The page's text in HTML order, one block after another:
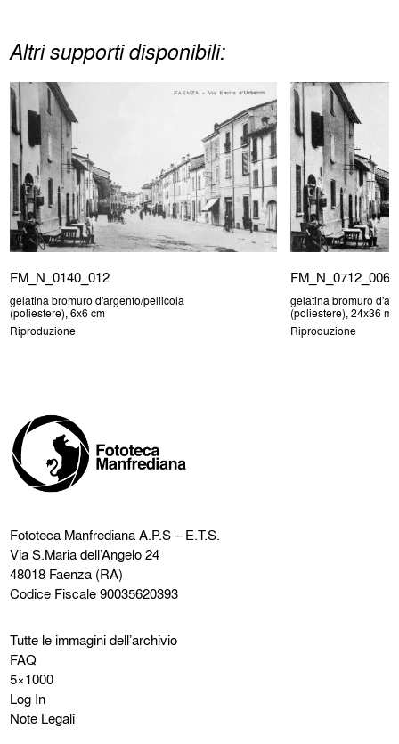
Altri supporti disponibili:
FM_N_0140_012
gelatina bromuro d'argento/pellicola
(poliestere), 6x6 cm
Riproduzione
FM_N_0712_006
gelatina bromuro
(poliestere), 24x36
Riproduzione
Fototeca ManfredianaA.P.S – E.T.S.
Via S.Maria dell’Angelo 24
48018 Faenza (RA)
Codice Fiscale 90035620393
Tutte le immagini dell’archivio
FAQ
5×1000
Log In
Note Legali